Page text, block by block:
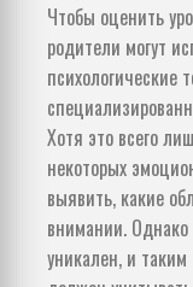
Чтобы оценить
родители могут
психологические
Хотя это всего
некоторых
выявить, какие
внимании.
уникален, и таким